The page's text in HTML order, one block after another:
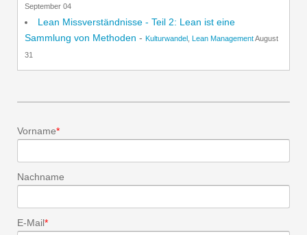
September 04
Lean Missverständnisse - Teil 2: Lean ist eine
Sammlung von Methoden - Kulturwandel Lean ManagementAugust
31
Vorname*
Nachname
E-Mail*